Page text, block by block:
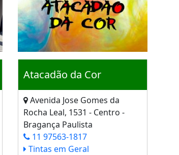
Atacadão da Cor
Avenida Jose Gomes da
Rocha Leal, 1531 - Centro -
Bragança Paulista
11 97563-1817
Tintas em Geral